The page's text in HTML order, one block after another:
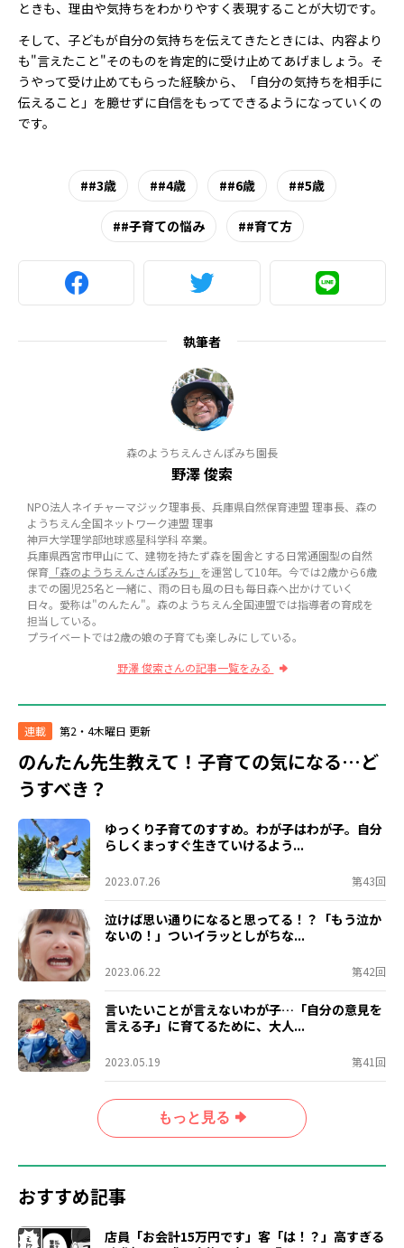
ときも、理由や気持ちをわかりやすく表現することが大切です。
そして、子どもが自分の気持ちを伝えてきたときには、内容より
も"言えたこと"そのものを肯定的に受け止めてあげましょう。そ
うやって受け止めてもらった経験から、「自分の気持ちを相手に
伝えること」を臆せずに自信をもってできるようになっていくの
です。
#3歳 #4歳 #6歳 #5歳
#子育ての悩み #育て方
執筆者
森のようちえんさんぽみち園長
野澤 俊索
NPO法人ネイチャーマジック理事長、兵庫県自然保育連盟 理事長、森の
ようちえん全国ネットワーク連盟 理事
神戸大学理学部地球惑星科学科 卒業。
兵庫県西宮市甲山にて、建物を持たず森を園舎とする日常通園型の自然
保育 「森のようちえんさんぽみち」 を運営して10年。今では2歳から6歳
までの園児25名と一緒に、雨の日も風の日も毎日森へ出かけていく
日々。愛称は"のんたん"。森のようちえん全国連盟では指導者の育成を
担当している。
プライベートでは2歳の娘の子育ても楽しみにしている。
野澤 俊索さんの記事一覧をみる
連載 第2・4木曜日 更新
のんたん先生教えて！子育ての気になる…ど
うすべき？
ゆっくり子育てのすすめ。わが子はわが子。自分
らしくまっすぐ生きていけるよう...
2023.07.26 第43回
泣けば思い通りになると思ってる！？「もう泣か
ないの！」ついイラッとしがちな...
2023.06.22 第42回
言いたいことが言えないわが子…「自分の意見を
言える子」に育てるために、大人...
2023.05.19 第41回
もっと見る
おすすめ記事
店員「お会計15万円です」客「は！？」高すぎる